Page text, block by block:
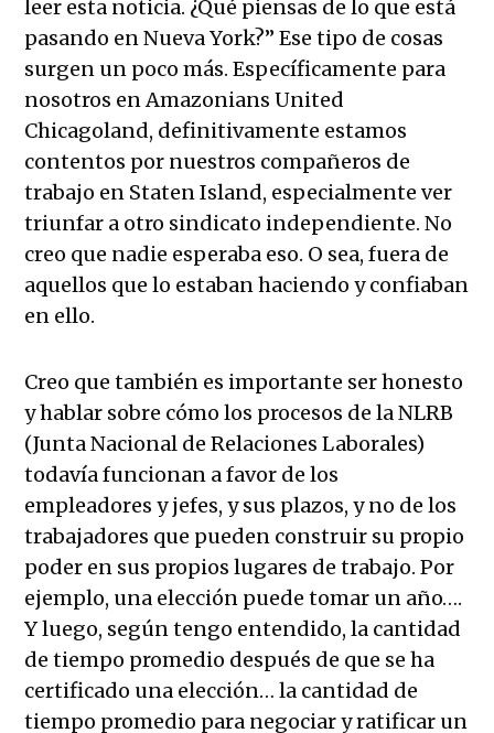
leer esta noticia. ¿Qué piensas de lo que está
pasando en Nueva York?” Ese tipo de cosas
surgen un poco más. Específicamente para
nosotros en Amazonians United
Chicagoland, definitivamente estamos
contentos por nuestros compañeros de
trabajo en Staten Island, especialmente ver
triunfar a otro sindicato independiente. No
creo que nadie esperaba eso. O sea, fuera de
aquellos que lo estaban haciendo y confiaban
en ello.
Creo que también es importante ser honesto
y hablar sobre cómo los procesos de la NLRB
(Junta Nacional de Relaciones Laborales)
todavía funcionan a favor de los
empleadores y jefes, y sus plazos, y no de los
trabajadores que pueden construir su propio
poder en sus propios lugares de trabajo. Por
ejemplo, una elección puede tomar un año….
Y luego, según tengo entendido, la cantidad
de tiempo promedio después de que se ha
certificado una elección… la cantidad de
tiempo promedio para negociar y ratificar un